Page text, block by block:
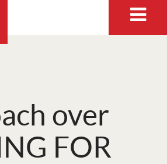
over
FOR